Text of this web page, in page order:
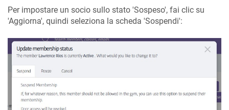
Per impostare un socio sullo stato 'Sospeso', fai clic su
'Aggiorna', quindi seleziona la scheda 'Sospendi':